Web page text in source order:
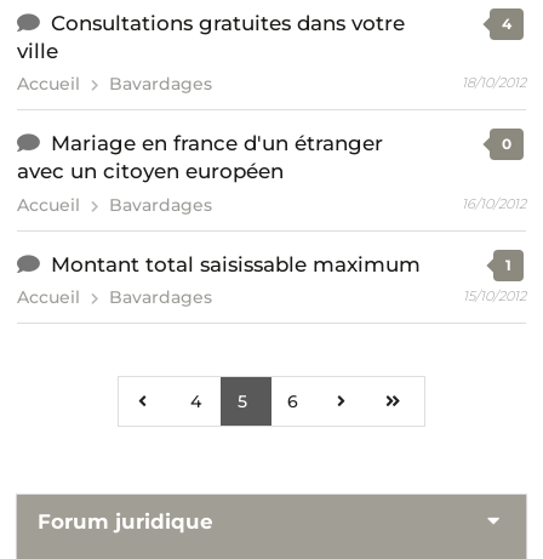
Consultations gratuites dans votre
ville
Accueil Bavardages
4
18/10/2012
Mariage en france d'un étranger
avec un citoyen européen
Accueil Bavardages
0
16/10/2012
Montant total saisissable maximum
Accueil Bavardages
1
15/10/2012
4 5 6
Forum juridique